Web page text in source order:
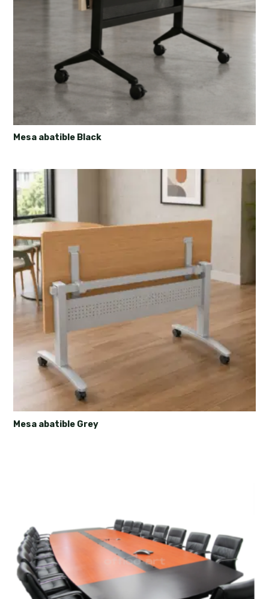
Mesa abatible Black
Mesa abatible Grey